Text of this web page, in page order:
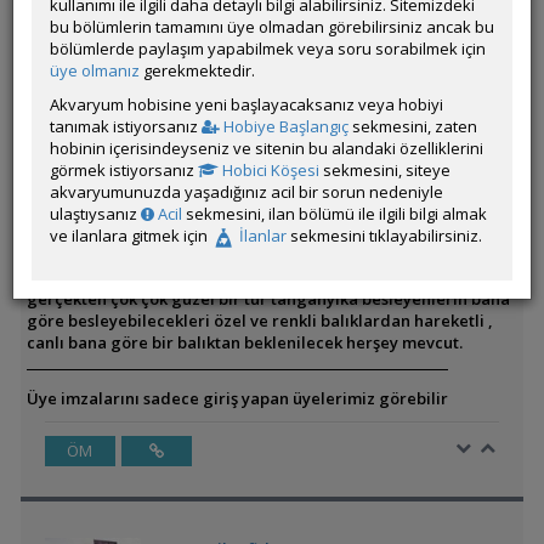
Evet gelir hatta bir ara geldi. Birara almayı düşündüm ama
sonradan elimdeki balıklardan ve zamanım olamadığımdan
almaktan maalesef vazgeçmek zorunda kaldım gerçekten çok
çok güzel bir tür ve ülkemize yeni gelmeye başladı uzun
zamandır olan bir türdü.
En bilindik türleri Petrochromislerde Famula, Texas,
trewavasaedir. Bu türler ortalama 15 - 20 cm boya ulaşırlar
ortalama beslenmesi uygun gösterilen akvaryumlar 800 litre
olarak belirtilir. Koloni halinde yaşarlar ve ağızda kuluçka
yaparlar. Beslenmeleri de otçuldurlar.
gerçekten çok çok güzel bir tür tanganyika besleyenlerin bana
göre besleyebilecekleri özel ve renkli balıklardan hareketli ,
canlı bana göre bir balıktan beklenilecek herşey mevcut.
Üye imzalarını sadece giriş yapan üyelerimiz görebilir
ÖM
kullanımı ile ilgili daha detaylı bilgi alabilirsiniz. Sitemizdeki
bu bölümlerin tamamını üye olmadan görebilirsiniz ancak bu
bölümlerde paylaşım yapabilmek veya soru sorabilmek için
üye olmanız gerekmektedir.
Akvaryum hobisine yeni başlayacaksanız veya hobiyi
tanımak istiyorsanız
Hobiye Başlangıç sekmesini, zaten
hobinin içerisindeyseniz ve sitenin bu alandaki özelliklerini
görmek istiyorsanız
Hobici Köşesi sekmesini, siteye
akvaryumunuzda yaşadığınız acil bir sorun nedeniyle
ulaştıysanız
Acil sekmesini, ilan bölümü ile ilgili bilgi almak
ve ilanlara gitmek için
İlanlar sekmesini tıklayabilirsiniz.